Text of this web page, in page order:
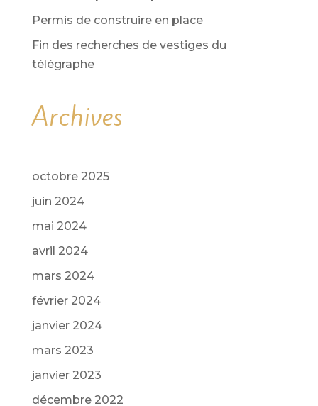
e
:
Permis de construire en place
Fin des recherches de vestiges du
télégraphe
Archives
octobre 2025
juin 2024
mai 2024
avril 2024
mars 2024
février 2024
janvier 2024
mars 2023
janvier 2023
décembre 2022